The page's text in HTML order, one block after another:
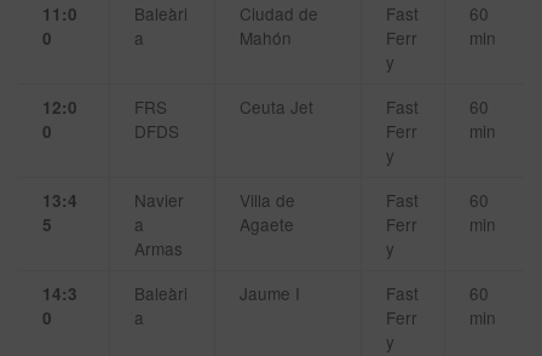
11:0
0
Baleàri
a
Ciudad de
Mahón
Fast
Ferr
y
60
min
12:0
0
FRS
DFDS
Ceuta Jet
Fast
Ferr
y
60
min
13:4
5
Navier
a
Armas
Villa de
Agaete
Fast
Ferr
y
60
min
14:3
0
Baleàri
a
Jaume I
Fast
Ferr
y
60
min